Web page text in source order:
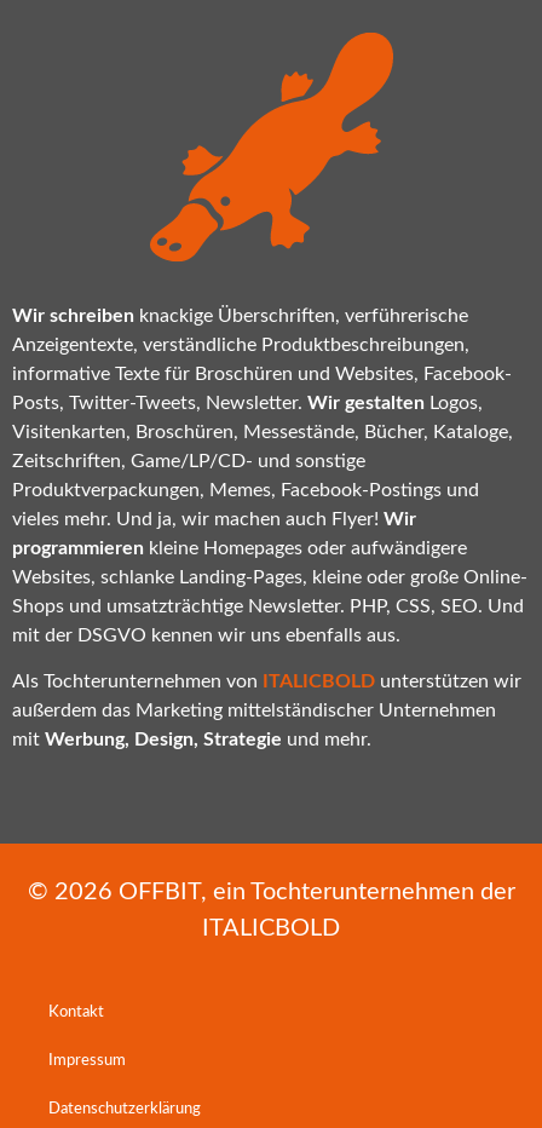
Wir schreiben knackige Überschriften, verführerische
Anzeigentexte, verständliche Produktbeschreibungen,
informative Texte für Broschüren und Websites, Facebook-
Posts, Twitter-Tweets, Newsletter. Wir gestalten Logos,
Visitenkarten, Broschüren, Messestände, Bücher, Kataloge,
Zeitschriften, Game/LP/CD- und sonstige
Produktverpackungen, Memes, Facebook-Postings und
vieles mehr. Und ja, wir machen auch Flyer! Wir
programmieren kleine Homepages oder aufwändigere
Websites, schlanke Landing-Pages, kleine oder große Online-
Shops und umsatzträchtige Newsletter. PHP, CSS, SEO. Und
mit der DSGVO kennen wir uns ebenfalls aus.
Als Tochterunternehmen von ITALICBOLD unterstützen wir
außerdem das Marketing mittelständischer Unternehmen
mit Werbung, Design, Strategie und mehr.
© 2026 OFFBIT, ein Tochterunternehmen der
ITALICBOLD
Kontakt
Impressum
Datenschutzerklärung